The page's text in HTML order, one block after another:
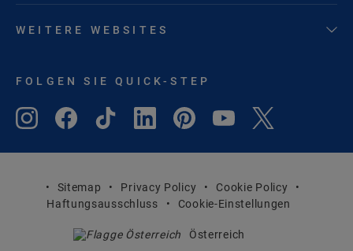
WEITERE WEBSITES
FOLGEN SIE QUICK-STEP
Sitemap Privacy Policy
Cookie Policy
Haftungsausschluss
Cookie-Einstellungen
Österreich